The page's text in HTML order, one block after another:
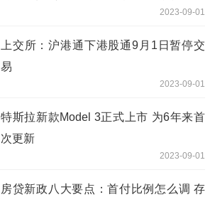
2023-09-01
上交所：沪港通下港股通9月1日暂停交
易
2023-09-01
特斯拉新款Model 3正式上市 为6年来首
次更新
2023-09-01
房贷新政八大要点：首付比例怎么调 存